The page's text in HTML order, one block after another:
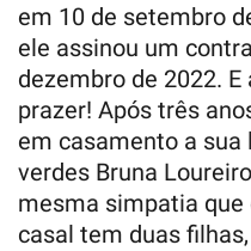
em 10 de setembro
ele assinou um
dezembro de 2022.
prazer! Após três
em casamento a sua
verdes Bruna
mesma simpatia
casal tem duas